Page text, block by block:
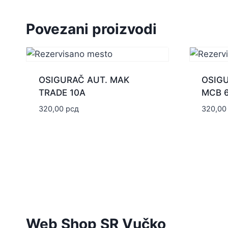
Povezani proizvodi
OSIGURAČ AUT. MAK
TRADE 10A
320,00 рсд
MCB
320,00
Web Shop SR Vučko